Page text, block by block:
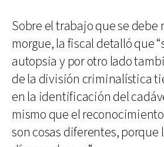
Sobre el trabajo que se debe
morgue, la fiscal detalló que
autopsia y por otro lado
de la división criminalística
en la identificación del
mismo que el
son cosas diferentes, porque